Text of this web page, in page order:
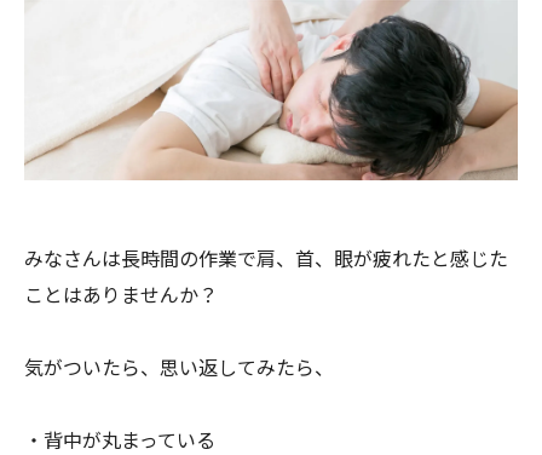
みなさんは長時間の作業で肩、首、 眼が疲れたと感じた
ことはありませんか？
気がついたら、思い返してみたら、
・背中が丸まっている